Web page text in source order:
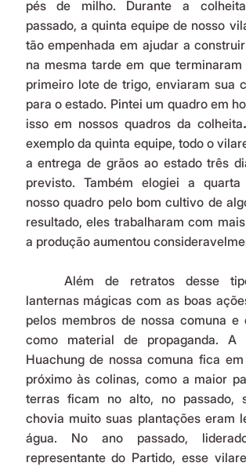
pés de milho. Durante a
passado, a quinta equipe de nosso
tão empenhada em ajudar a
na mesma tarde em que
primeiro lote de trigo, enviaram sua
para o estado. Pintei um quadro em
isso em nossos quadros da colheita.
exemplo da quinta equipe, todo o
a entrega de grãos ao estado três
previsto. Também elogiei a
nosso quadro pelo bom cultivo de
resultado, eles trabalharam com
a produção aumentou
	Além de retratos desse tipo, fazemos
lanternas mágicas com as boas
pelos membros de nossa comuna e
como material de propaganda. A
Huachung de nossa comuna fica
próximo às colinas, como a maior
terras ficam no alto, no passado,
chovia muito suas plantações eram
água. No ano passado,
representante do Partido, esse